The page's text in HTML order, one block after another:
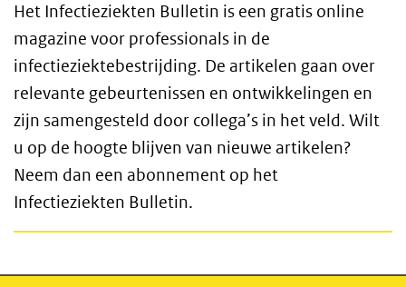
Het Infectieziekten Bulletin is een gratis online
magazine voor professionals in de
infectieziektebestrijding. De artikelen gaan over
relevante gebeurtenissen en ontwikkelingen en
zijn samengesteld door collega’s in het veld. Wilt
u op de hoogte blijven van nieuwe artikelen?
Neem dan een abonnement op het
Infectieziekten Bulletin.